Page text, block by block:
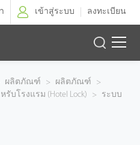
เข้าสู่ระบบ ลงทะเบียน
ผลิตภัณฑ์ > ผลิตภัณฑ์
>
บโรงแรม (Hotel Lock) >
ระบบ